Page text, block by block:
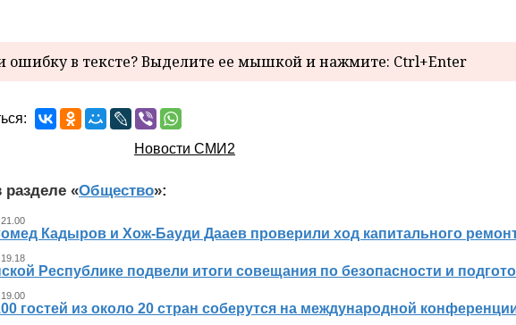
в тексте? Выделите ее мышкой и нажмите: Ctrl+Enter
Новости СМИ2
разделе «Общество»:
Кадыров и Хож-Бауди Дааев проверили ход капитального
Республике подвели итоги совещания по безопасности и
гостей из около 20 стран соберутся на международной